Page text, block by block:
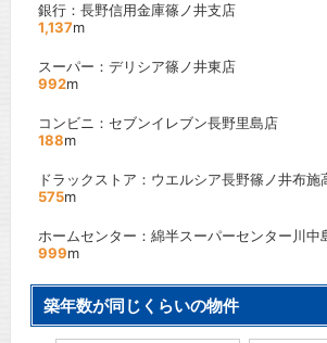
銀行：長野信用金庫篠ノ井支店
1,137m
スーパー：デリシア篠ノ井東店
992m
コンビニ：セブンイレブン長野里島店
188m
ドラックストア：ウエルシア長野篠ノ井布施
575m
ホームセンター：綿半スーパーセンター川中
999m
築年数が同じくらいの物件